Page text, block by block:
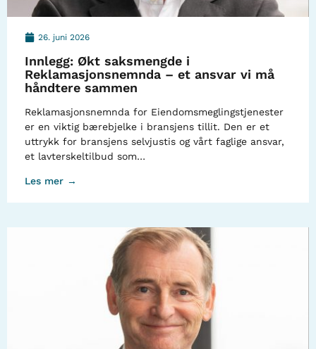
26. juni 2026
Innlegg: Økt saksmengde i
Reklamasjonsnemnda – et ansvar vi må
håndtere sammen
Reklamasjonsnemnda for Eiendomsmeglingstjenester
er en viktig bærebjelke i bransjens tillit. Den er et
uttrykk for bransjens selvjustis og vårt faglige ansvar,
et lavterskeltilbud som…
Les mer →